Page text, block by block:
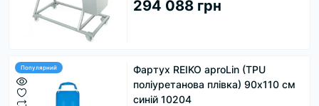
294 088 грн
Популярний
Фартух REIKO aproLin (TPU
поліуретанова плівка) 90х110 см
синій 10204